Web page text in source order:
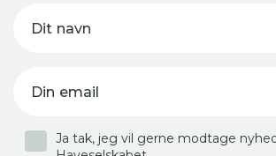
Dit navn
Din email
Ja tak, jeg vil gerne modtage